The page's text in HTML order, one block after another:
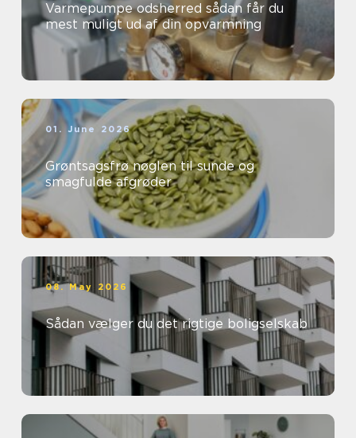
Varmepumpe odsherred sådan får du
mest muligt ud af din opvarmning
01. June 2026
Grøntsagsfrø nøglen til sunde og
smagfulde afgrøder
08. May 2026
Sådan vælger du det rigtige boligselskab